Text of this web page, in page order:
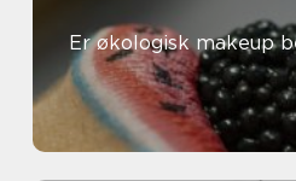
Er økologisk makeup